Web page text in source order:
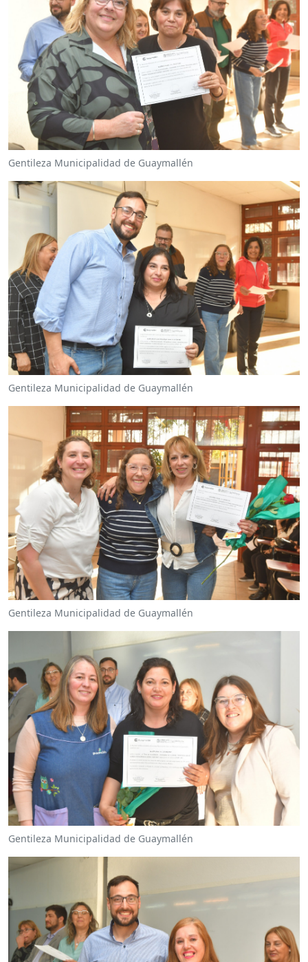
Gentileza Municipalidad de Guaymallén
Gentileza Municipalidad de Guaymallén
Gentileza Municipalidad de Guaymallén
Gentileza Municipalidad de Guaymallén